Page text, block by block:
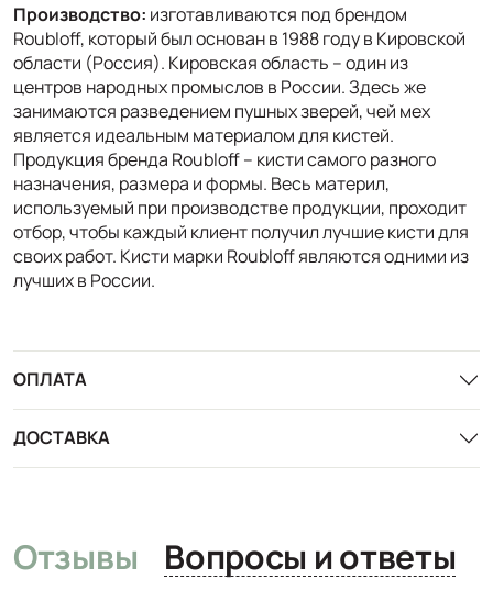
Производство: изготавливаются под брендом
Roubloff, который был основан в 1988 году в Кировской
области (Россия). Кировская область – один из
центров народных промыслов в России. Здесь же
занимаются разведением пушных зверей, чей мех
является идеальным материалом для кистей.
Продукция бренда Roubloff – кисти самого разного
назначения, размера и формы. Весь материл,
используемый при производстве продукции, проходит
отбор, чтобы каждый клиент получил лучшие кисти для
своих работ. Кисти марки Roubloff являются одними из
лучших в России.
ОПЛАТА
ДОСТАВКА
Отзывы Вопросы и ответы